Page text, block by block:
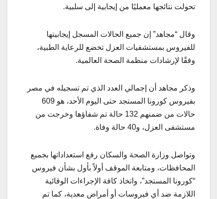
تحولت نتائجها معمليًا من إيجابية إلى سلبية.
وقال “مجاهد” إن جميع الحالات المسجل إيجابيتها
للفيروس بمستشفيات العزل تخضع للرعاية الطبية،
وفقًا لإرشادات منظمة الصحة العالمية.
وذكر مجاهد أن إجمالي العدد الذي تم تسجيله في مصر
بفيروس كورونا المستجد حتى اليوم الأحد، هو 609
حالات من ضمنهم 132 حالة تم شفاؤها وخرجت من
مستشفى العزل، و40 حالة وفاة.
وتواصل وزارة الصحة والسكان رفع استعداداتها بجميع
المحافظات، ومتابعة الموقف أولاً بأول بشأن فيروس
“كورونا المستجد”، واتخاذ كافة الإجراءات الوقائية
اللازمة ضد أي فيروسات أو أمراض معدية، كما تم